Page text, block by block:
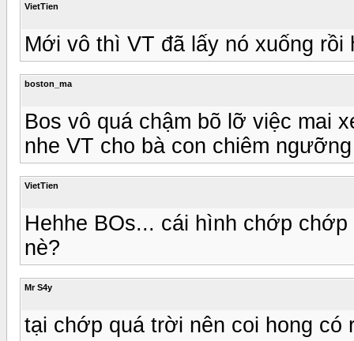
VietTien
Mới vô thì VT đã lấy nó xuống rồi
boston_ma
Bos vô quá chậm bõ lỡ việc mai
nhe VT cho bà con chiêm
VietTien
Hehhe BOs... cái hình chớp
nè?
Mr S4y
tại chớp quá trời nên coi hong có